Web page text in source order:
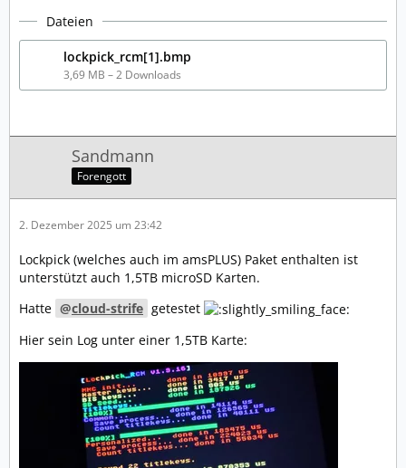
Dateien
lockpick_rcm[1].bmp
3,69 MB – 2 Downloads
Sandmann
Forengott
2. Dezember 2025 um 23:42
Lockpick (welches auch im amsPLUS) Paket enthalten ist
unterstützt auch 1,5TB microSD Karten.
Hatte
cloud-strife getestet
Hier sein Log unter einer 1,5TB Karte: